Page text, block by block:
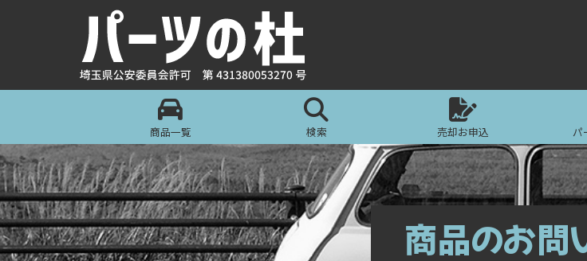
商品一覧 検索 売却お申込 パ
商品のお問